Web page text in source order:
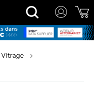
Rechercher
vitrage